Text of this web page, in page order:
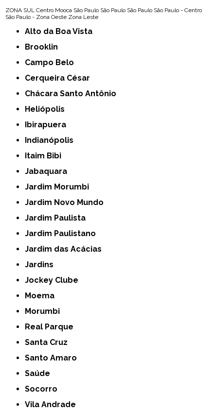
ZONA SUL Centro Mooca São Paulo São Paulo São Paulo São Paulo - Centro
São Paulo - Zona Oeste Zona Leste
Alto da Boa Vista
Brooklin
Campo Belo
Cerqueira César
Chácara Santo Antônio
Heliópolis
Ibirapuera
Indianópolis
Itaim Bibi
Jabaquara
Jardim Morumbi
Jardim Novo Mundo
Jardim Paulista
Jardim Paulistano
Jardim das Acácias
Jardins
Jockey Clube
Moema
Morumbi
Real Parque
Santa Cruz
Santo Amaro
Saúde
Socorro
Vila Andrade